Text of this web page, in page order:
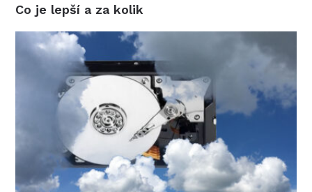
Co je lepší a za kolik